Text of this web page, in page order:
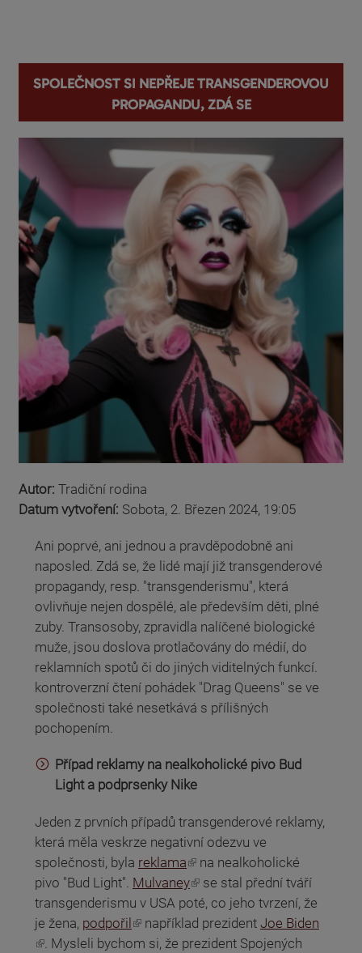
Společnost si nepřeje transgenderovou
propagandu, zdá se
Autor: Tradiční rodina
Datum vytvoření: Sobota, 2. Březen 2024, 19:05
Ani poprvé, ani jednou a pravděpodobně ani
naposled. Zdá se, že lidé mají již transgenderové
propagandy, resp. "transgenderismu", která
ovlivňuje nejen dospělé, ale především děti, plné
zuby. Transosoby, zpravidla nalíčené biologické
muže, jsou doslova protlačovány do médií, do
reklamních spotů či do jiných viditelných funkcí.
kontroverzní čtení pohádek "Drag Queens" se ve
společnosti také nesetkává s přílišných
pochopením.
Případ reklamy na nealkoholické pivo Bud
Light a podprsenky Nike
Jeden z prvních případů transgenderové reklamy,
která měla veskrze negativní odezvu ve
společnosti, byla reklama
(odkaz je externí)
na nealkoholické
pivo "Bud Light". Mulvaney
(odkaz je externí)
se stal přední tváří
transgenderismu v USA poté, co jeho tvrzení, že
je žena, podpořil
(odkaz je externí) například prezident Joe Biden
(odkaz je externí)
. Mysleli bychom si, že prezident Spojených